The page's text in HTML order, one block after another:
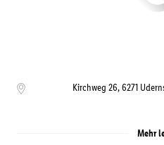
Kirchweg 26,6271
Mehr